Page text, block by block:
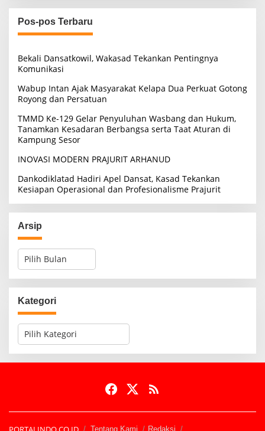
i
u
n
t
k
:
Pos-pos Terbaru
Bekali Dansatkowil, Wakasad Tekankan Pentingnya
Komunikasi
Wabup Intan Ajak Masyarakat Kelapa Dua Perkuat Gotong
Royong dan Persatuan
TMMD Ke-129 Gelar Penyuluhan Wasbang dan Hukum,
Tanamkan Kesadaran Berbangsa serta Taat Aturan di
Kampung Sesor
INOVASI MODERN PRAJURIT ARHANUD
Dankodiklatad Hadiri Apel Dansat, Kasad Tekankan
Kesiapan Operasional dan Profesionalisme Prajurit
Arsip
A
i
pKategori
K
e
Tentang Kami Redaksi